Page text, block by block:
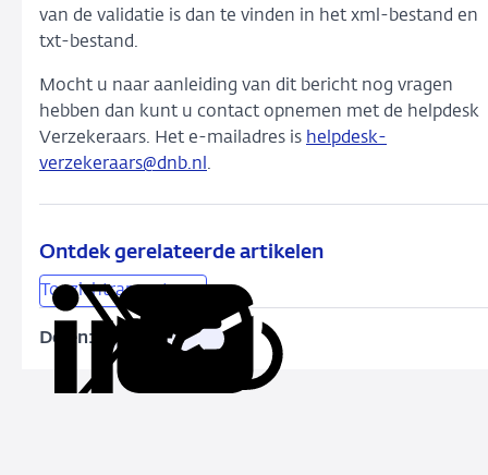
van de validatie is dan te vinden in het xml-bestand en
txt-bestand.
Mocht u naar aanleiding van dit bericht nog vragen
hebben dan kunt u contact opnemen met de helpdesk
Verzekeraars. Het e-mailadres is helpdesk-
verzekeraars@dnb.nl .
Ontdek gerelateerde artikelen
Toezichtrapportages
Delen:
Deel
DeelDeelKopieer